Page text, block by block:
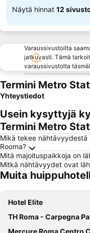
Näytä hinnat 12
Varaussivustoilta
jatkuvasti. Tämä
varaussivustolta
Termini Metro
Yhteystiedot
Usein kysyttyjä
Termini Metro
Mikä tekee nähtävyydestä
Rooma?
Mitä majoituspaikkoja on
Mitkä nähtävyydet ovat
Muita
Hotel Elite
TH Roma - Carpegna
Mercure Roma Centro